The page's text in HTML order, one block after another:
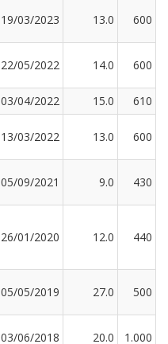
19/03/2023 13.0 600
22/05/2022 14.0 600
03/04/2022 15.0
610
13/03/2022 13.0 600
05/09/2021 9.0 430
26/01/2020 12.0 440
05/05/2019 27.0 500
03/06/2018 20.0 1.000